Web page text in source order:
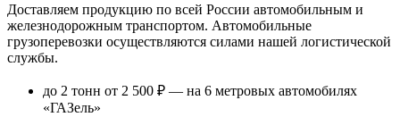
Доставляем продукцию по всей России автомобильным и
железнодорожным транспортом. Автомобильные
грузоперевозки осуществляются силами нашей логистической
службы.
до 2 тонн от 2 500 ₽ — на 6 метровых автомобилях
«ГАЗель»